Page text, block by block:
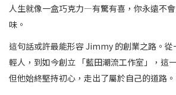
人生就像一盒巧克力—有驚有喜，你永遠不
味。
這句話或許最能形容 Jimmy 的創業之路。
輕人，到如今創立 「藍田潮流工作室」，這
但他始終堅持初心，走出了屬於自己的道路。